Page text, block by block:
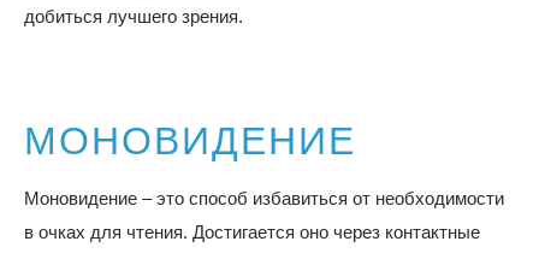
добиться лучшего зрения.
МОНОВИДЕНИЕ
Моновидение – это способ избавиться от необходимости
в очках для чтения. Достигается оно через контактные